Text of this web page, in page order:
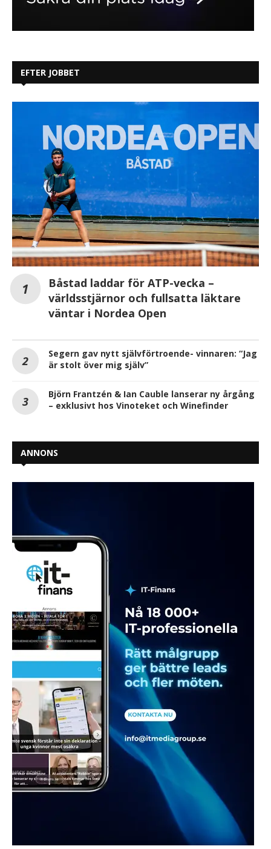
EFTER JOBBET
Båstad laddar för ATP-vecka –
världsstjärnor och fullsatta läktare
väntar i Nordea Open
Segern gav nytt självförtroende- vinnaren: “Jag
är stolt över mig själv”
Björn Frantzén & Ian Cauble lanserar ny årgång
– exklusivt hos Vinoteket och Winefinder
ANNONS